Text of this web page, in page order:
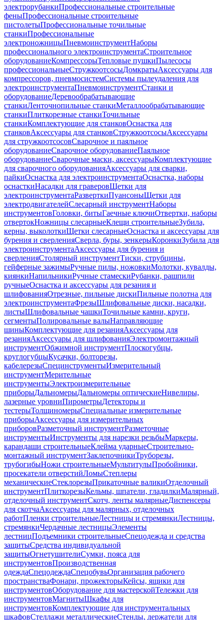
электрорубанкиПрофессиональные строительные
феныПрофессиональные строительные
пистолетыПрофессиональные точильные
станкиПрофессиональные
электроножницыПневмоинструментНаборы
профессионального электроинструментаСтроительное
оборудованиеКомпрессорыТепловые пушкиПылесосы
профессиональныеСтружкоотсосыДомкратыАксессуары для
компрессоров, пневмосистемСистемы пылеудаления для
электроинструментаПневмоинструментСтанки и
оборудованиеДеревообрабатывающие
станкиЛенточнопильные станкиМеталлообрабатывающие
станкиПлиткорезные станкиТочильные
станкиКомплектующие для станковОснастка для
станковАксессуары для станковСтружкоотсосыАксессуары
для стружкоотсосовСварочное и паяльное
оборудованиеСварочное оборудованиеПаяльное
оборудованиеСварочные маски, аксессуарыКомплектующие
для сварочного оборудованияАксессуары для сварки,
пайкиОснастка для электроинструментаОснастка, наборы
оснасткиНасадки для граверовЩетки для
электроинструментаРазверткиПуансоныЩетки для
электродвигателейСлесарный инструментНаборы
инструментовГоловки, битыГаечные ключиОтвертки, наборы
отвертокНожницы слесарныеКлещи строительныеЗубила,
керны, выколоткиЩетки слесарныеОснастка и аксессуары для
бурения и сверленияСверла, буры, зенкерыКоронкиЗубила для
электроинструментаАксессуары для бурения и
сверленияСтолярный инструментТиски, струбцины,
гейферные зажимыРучные пилы, ножовкиМолотки, кувалды,
киянкиНапильникиРучные стамескиРубанки, рашпили
ручныеОснастка и аксессуары для резания и
шлифованияОтрезные, пильные дискиПильные полотна для
электроинструментаФрезыШлифовальные диски, насадки,
листыШлифовальные чашкиТочильные камни, круги,
сегментыПолировальные валыНаправляющие
шиныКомплектующие для резанияАксессуары для
резанияАксессуары для шлифованияЭлектромонтажный
инструментОбжимной инструментПлоскогубцы,
круглогубцыКусачки, болторезы,
кабелерезыСпецинструментыИзмерительный
инструментМерительные
инструментыЭлектроизмерительные
приборыДальномерыДальномеры оптическиеНивелиры,
лазерные уровниПирометрыДетекторы и
тестерыТолщиномерыСпециальные измерительные
приборыАксессуары для измерительных
приборовРазметочный инструментРазметочные
инструментыИнструменты для нарезки резьбыМаркеры,
карандаши строительныеКлейма ударныеСтроительно-
монтажный инструментЗаклепочникиТруборезы,
трубогибыНожи строительныеМультитулыПробойники,
просекатели отверстийЛомыСтеплеры
механическиеСтеклорезыПрикаточные валикиОтделочный
инструментПлиткорезыКельмы, шпатели, гладилкиМалярный,
отделочный инструментСкотч, ленты малярныеДиспенсеры
для скотчаАксессуары для малярных, отделочных
работПленки строительныеЛестницы и стремянкиЛестницы,
стремянкиЧердачные лестницыЭлементы
лестницПодъемники строительныеСпецодежда и средства
защитыСредства индивидуальной
защитыОгнетушителиСумки, пояса для
инструментовПроизводственная
одеждаСпецодеждаСпецобувьОрганизация рабочего
пространстваФонари, прожекторыКейсы, ящики для
инструментовОборудование для мастерскойТележки для
инструментовМагнитыШкафы для
инструментовКомплектующие для инструментальных
шкафовСтеллажи металлическиеСтенды, держатели для